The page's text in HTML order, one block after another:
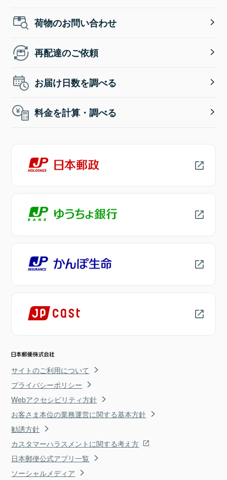
荷物のお問い合わせ
再配達のご依頼
お届け日数を調べる
料金を計算・調べる
サイトのご利用について
プライバシーポリシー
Webアクセシビリティ方針
お客さま本位の業務運営に関する基本方針
勧誘方針
カスタマーハラスメントに関する考え方
日本郵便公式アプリ一覧
ソーシャルメディア